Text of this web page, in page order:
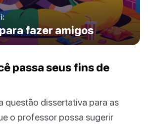
fazer amigos
passa seus fins de
questão dissertativa para as
o professor possa sugerir